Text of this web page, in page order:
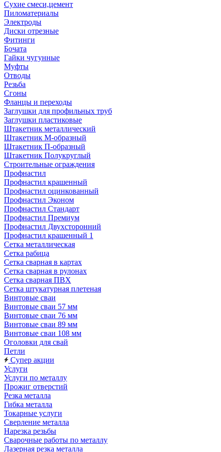
Сухие смеси,цемент
Пиломатериалы
Электроды
Диски отрезные
Фитинги
Бочата
Гайки чугунные
Муфты
Отводы
Резьба
Сгоны
Фланцы и переходы
Заглушки для профильных труб
Заглушки пластиковые
Штакетник металлический
Штакетник М-образный
Штакетник П-образный
Штакетник Полукруглый
Строительные ограждения
Профнастил
Профнастил крашенный
Профнастил оцинкованный
Профнастил Эконом
Профнастил Стандарт
Профнастил Премиум
Профнастил Двухсторонний
Профнастил крашенный 1
Сетка металлическая
Сетка рабица
Сетка сварная в картах
Сетка сварная в рулонах
Сетка сварная ПВХ
Сетка штукатурная плетеная
Винтовые сваи
Винтовые сваи 57 мм
Винтовые сваи 76 мм
Винтовые сваи 89 мм
Винтовые сваи 108 мм
Оголовки для свай
Петли
Супер акции
Услуги
Услуги по металлу
Прожиг отверстий
Резка металла
Гибка металла
Токарные услуги
Сверление металла
Нарезка резьбы
Сварочные работы по металлу
Лазерная резка металла